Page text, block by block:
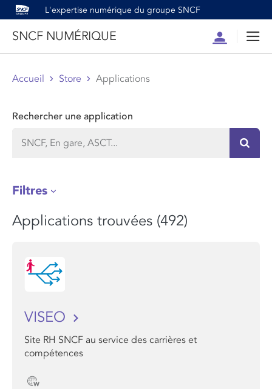
L'expertise numérique du groupe SNCF
SNCF NUMÉRIQUE
Compte
Accueil Store Applications
Rechercher une application
Filtres
Applications trouvées (492)
VISEO
Site RH SNCF au service des carrières et
compétences